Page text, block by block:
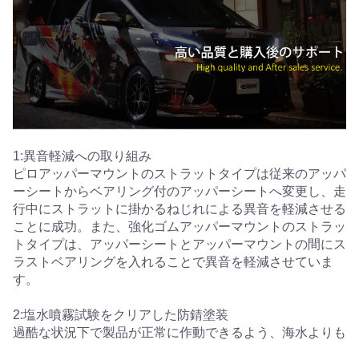
1:異音軽減への取り組み
ピロアッパーマウントのストラットタイプは従来のアッパ
ーシートからベアリング付のアッパーシートへ変更し、走
行中にストラットに掛かるねじれによる異音を軽減させる
ことに成功。また、強化ゴムアッパーマウントのストラッ
トタイプは、アッパーシートとアッパーマウントの間にス
ラストベアリングを入れることで異音を軽減させていま
す。
2:塩水噴霧試験をクリアした防錆塗装
過酷な状況下で製品が正常に作動できるよう、海水よりも